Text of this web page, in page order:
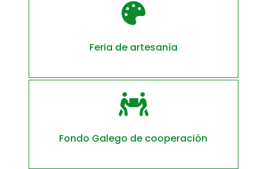

Feria de artesanía

Fondo Galego de cooperación